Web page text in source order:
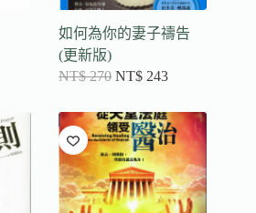
如何為你的妻子禱告
(更新版)
NT$270 NT$ 243